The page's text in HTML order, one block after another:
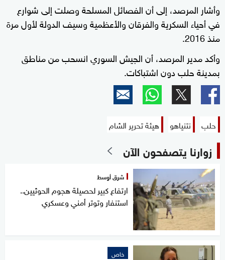
وأشار المرصد، إلى أن الفصائل المسلحة وصلت إلى شوارع
في أحياء السكرية والفرقان والأعظمية وسيف الدولة لأول مرة
منذ 2016.
وأكد مدير المرصد، أن الجيش السوري انسحب من مناطق
بمدينة حلب دون اشتباكات.
حلب نتنياهو هيئة تحرير الشام
زوارنا يتصفحون الآن
شرق أوسط
ارتفاع كبير لحصيلة هجوم الحوثيين..
استنفار وتوتر أمني وعسكري
خاص